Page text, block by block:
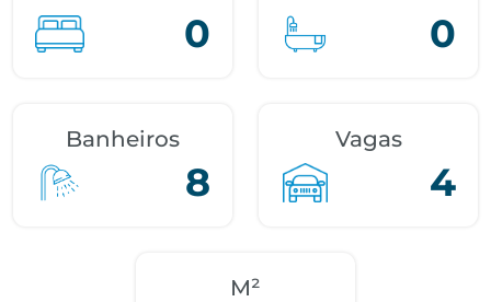
0 0
Banheiros
8
Vagas
4
M²